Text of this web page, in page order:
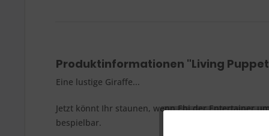
Produktinformationen "Living
Eine lustige Giraffe...
Jetzt könnt Ihr staunen, wenn Ebi der Entertainer
bespielbar.